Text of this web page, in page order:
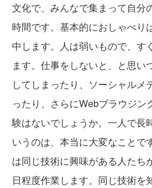
文化で、みんなで集まって自分
時間です。基本的におしゃべり
中します。人は弱いもので、す
ます。仕事をしないと、と思い
してしまったり、ソーシャルメ
ったり、さらにWebブラウジン
験はないでしょうか。一人で長
いうのは、本当に大変なことで
は同じ技術に興味がある人たち
日程度作業します。同じ技術を